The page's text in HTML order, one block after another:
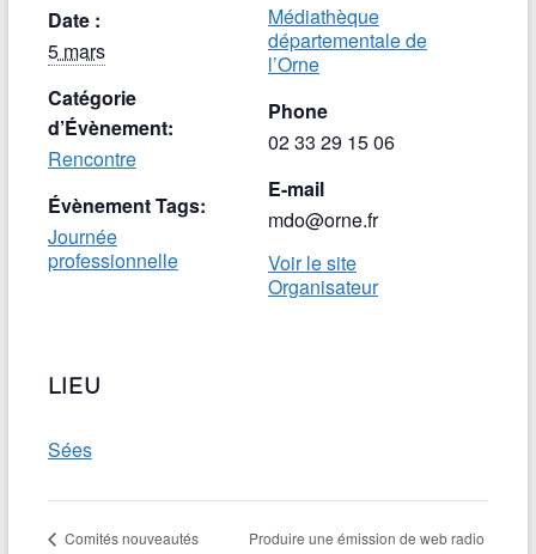
Date :
5 mars
Catégorie
d’Évènement:
Rencontre
Évènement Tags:
Journée
professionnelle
Médiathèque
départementale de
l’Orne
Phone
02 33 29 15 06
E-mail
mdo@orne.fr
Voir le site
Organisateur
LIEU
Sées
Comités nouveautés
Produire une émission de web radio